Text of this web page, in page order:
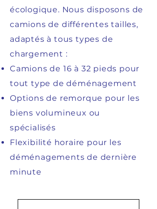
écologique. Nous disposons de
camions de différentes tailles,
adaptés à tous types de
chargement :
Camions de 16 à 32 pieds pour
tout type de déménagement
Options de remorque pour les
biens volumineux ou
spécialisés
Flexibilité horaire pour les
déménagements de dernière
minute